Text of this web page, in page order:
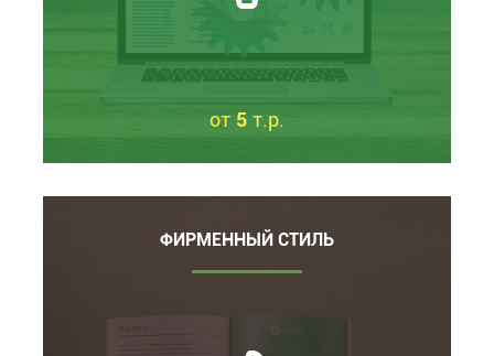
от 5 т.р.
ФИРМЕННЫЙ СТИЛЬ